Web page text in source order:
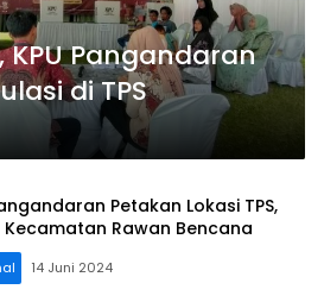
KPU Pangandaran
di TPS
Petakan Lokasi TPS,
Rawan Bencana
14 Juni 2024